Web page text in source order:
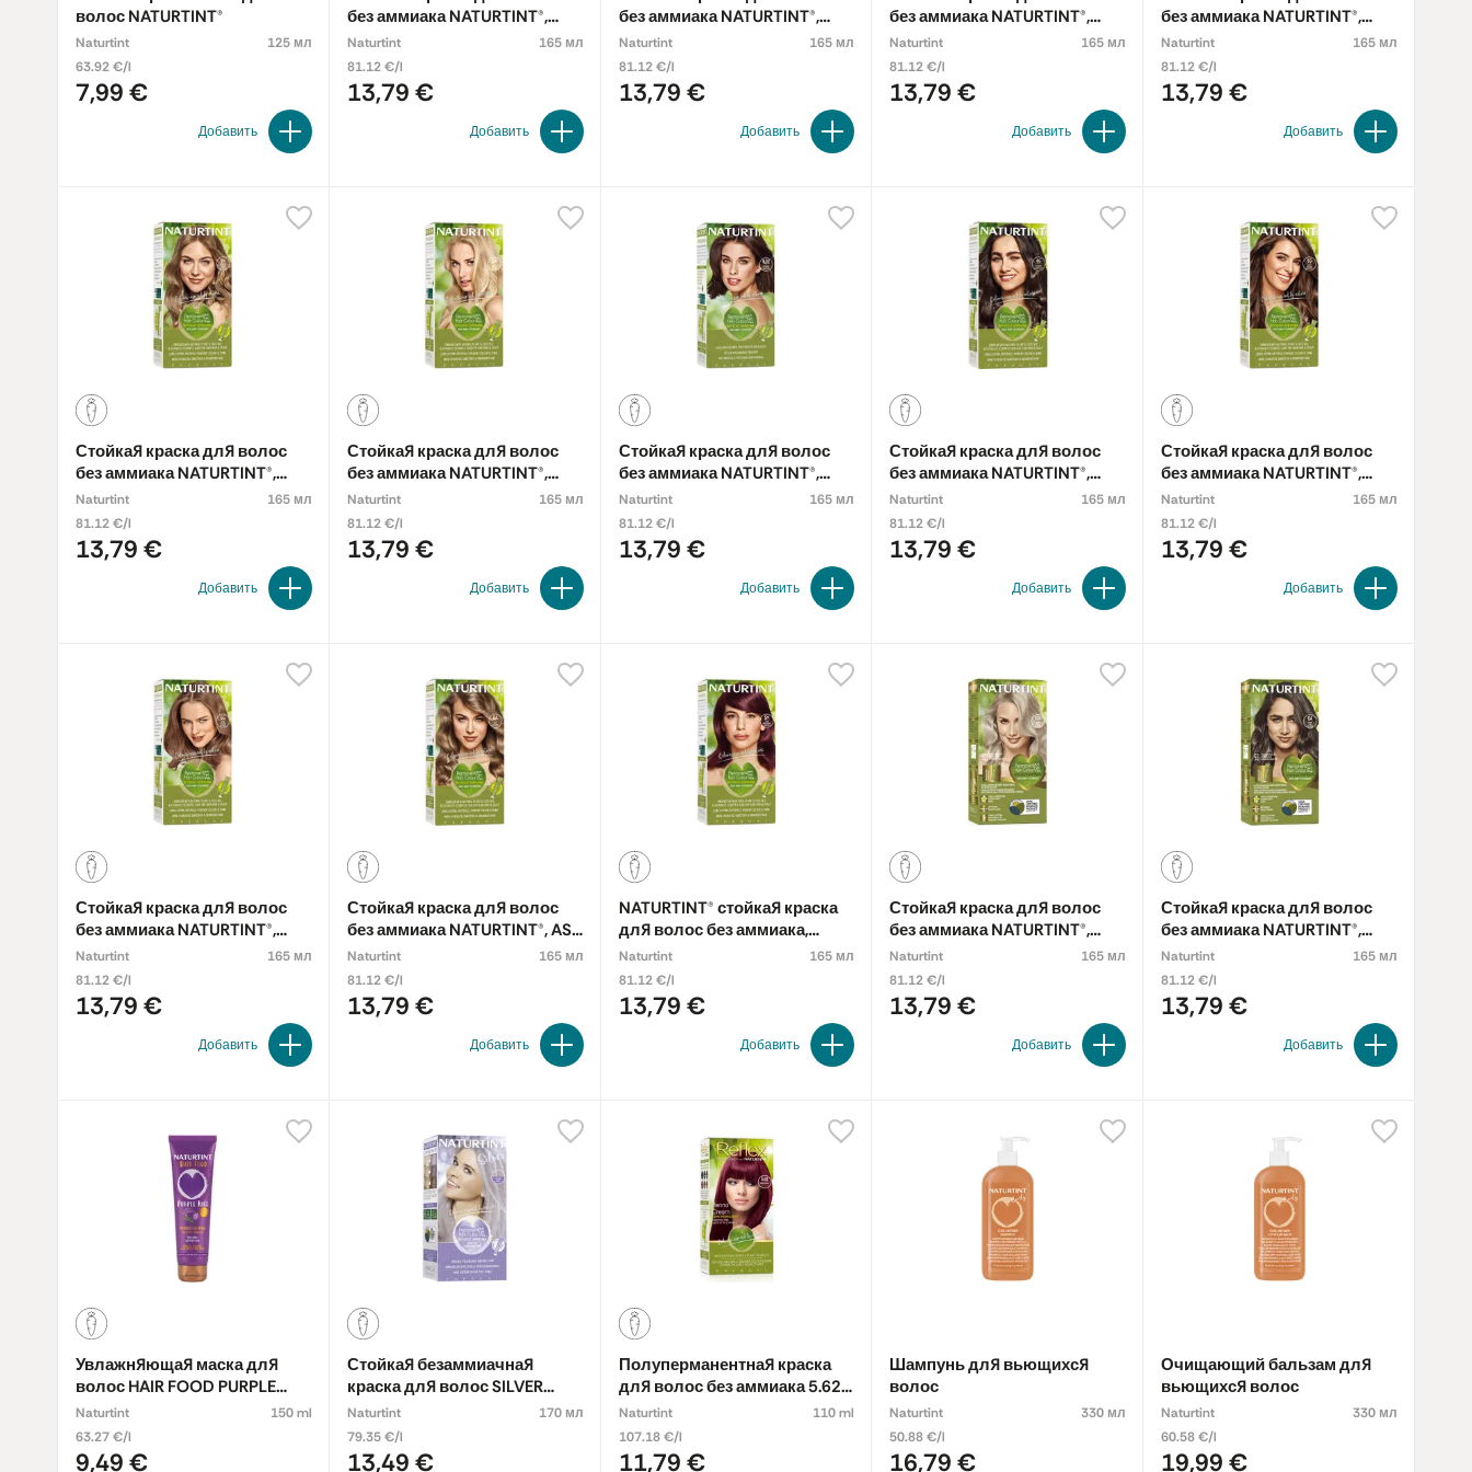
волос NATURTINT®
Naturtint
125 мл
63.92 €/l
7,99 €
Добавить
без аммиака NATURTINT®,
EBONY BLACK 1N
Naturtint
165 мл
81.12 €/l
13,79 €
Добавить
без аммиака NATURTINT®,
BROWN-BLACK 2N
Naturtint
165 мл
81.12 €/l
13,79 €
Добавить
без аммиака NATURTINT®,
DARK CHESTNUT BROWN 3N
Naturtint
165 мл
81.12 €/l
13,79 €
Добавить
без аммиака NATURTINT®,
DARK BLONDE 6N
Naturtint
165 мл
81.12 €/l
13,79 €
Добавить
Стойкая краска для волос
без аммиака NATURTINT®,
WHEAT GERM BLONDE 8N
Naturtint
165 мл
81.12 €/l
13,79 €
Добавить
Стойкая краска для волос
без аммиака NATURTINT®,
LIGHT DAWN BLONDE 10N
Naturtint
165 мл
81.12 €/l
13,79 €
Добавить
Стойкая краска для волос
без аммиака NATURTINT®,
INTENSE CHESTNUT 4.32
Naturtint
165 мл
81.12 €/l
13,79 €
Добавить
Стойкая краска для волос
без аммиака NATURTINT®,
GOLDEN CHESTNUT 4G
Naturtint
165 мл
81.12 €/l
13,79 €
Добавить
Стойкая краска для волос
без аммиака NATURTINT®,
LIGHT GOLDEN CHESTNUT 5G
Naturtint
165 мл
81.12 €/l
13,79 €
Добавить
Стойкая краска для волос
без аммиака NATURTINT®,
DARK GOLDEN BLONDE 6G
Naturtint
165 мл
81.12 €/l
13,79 €
Добавить
Стойкая краска для волос
без аммиака NATURTINT®, ASH
BLONDE 8A
Naturtint
165 мл
81.12 €/l
13,79 €
Добавить
NATURTINT® стойкая краска
для волос без аммиака,
LIGHT MAHOGANY CHESTNUT
5M
Naturtint
165 мл
81.12 €/l
13,79 €
Добавить
Стойкая краска для волос
без аммиака NATURTINT®,
LIGHT ASH BLONDE 10A
Naturtint
165 мл
81.12 €/l
13,79 €
Добавить
Стойкая краска для волос
без аммиака NATURTINT®,
DARK ASH BLONDE 6A
Naturtint
165 мл
81.12 €/l
13,79 €
Добавить
Увлажняющая маска для
волос HAIR FOOD PURPLE
RICE
Naturtint
150 ml
63.27 €/l
9,49 €
Стойкая безаммиачная
краска для волос SILVER
GREY
Naturtint
170 мл
79.35 €/l
13,49 €
Полуперманентная краска
для волос без аммиака 5.62
MAHOGANY
Naturtint
110 ml
107.18 €/l
11,79 €
Шампунь для вьющихся
волос
Naturtint
330 мл
50.88 €/l
16,79 €
Очищающий бальзам для
вьющихся волос
Naturtint
330 мл
60.58 €/l
19,99 €